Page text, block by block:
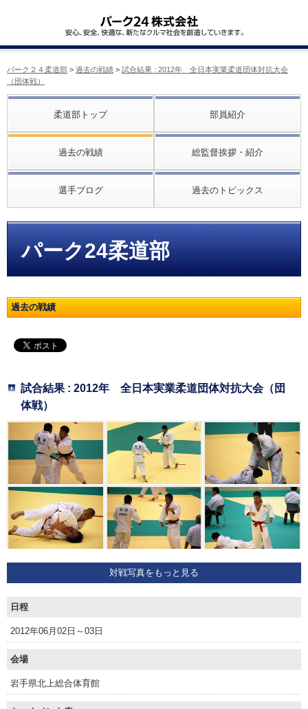
パーク２４柔道部 > 過去の戦績 > 試合結果 : 2012年 全日本実業柔道団体対抗大会
（団体戦）
柔道部トップ 部員紹介
過去の戦績 総監督挨拶・紹介
選手ブログ 過去のトピックス
パーク24柔道部
過去の戦績
試合結果 : 2012年 全日本実業柔道団体対抗大会（団
体戦）
対戦写真をもっと見る
日程
2012年06月02日～03日
会場
岩手県北上総合体育館